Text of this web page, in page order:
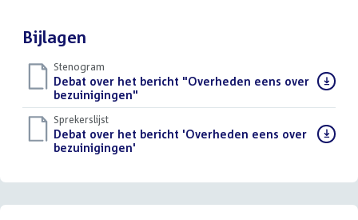
Bijlagen
Stenogram
Download
bestand:
Debat over het bericht "Overheden eens over
bezuinigingen"
Sprekerslijst
Download
bestand:
Debat over het bericht 'Overheden eens over
bezuinigingen'